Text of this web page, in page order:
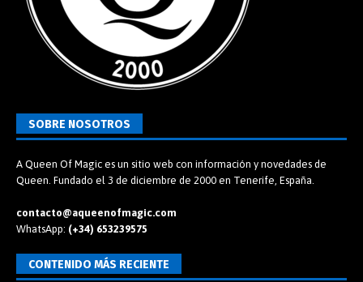
SOBRE NOSOTROS
A Queen Of Magic es un sitio web con información y novedades de
Queen. Fundado el 3 de diciembre de 2000 en Tenerife, España.
contacto@aqueenofmagic.com
WhatsApp: (+34) 653239575
CONTENIDO MÁS RECIENTE